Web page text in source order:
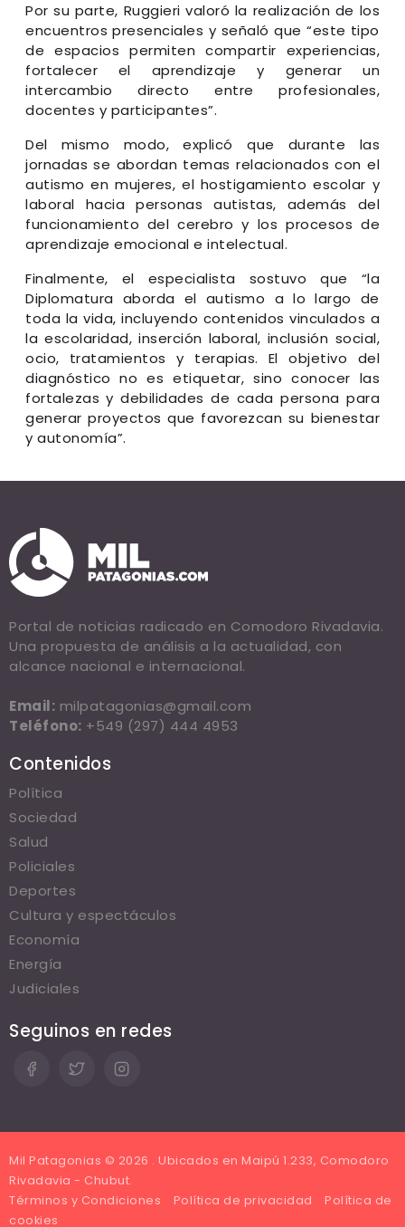
Por su parte, Ruggieri valoró la realización de los
encuentros presenciales y señaló que “este tipo
de espacios permiten compartir experiencias,
fortalecer el aprendizaje y generar un
intercambio directo entre profesionales,
docentes y participantes”.
Del mismo modo, explicó que durante las
jornadas se abordan temas relacionados con el
autismo en mujeres, el hostigamiento escolar y
laboral hacia personas autistas, además del
funcionamiento del cerebro y los procesos de
aprendizaje emocional e intelectual.
Finalmente, el especialista sostuvo que “la
Diplomatura aborda el autismo a lo largo de
toda la vida, incluyendo contenidos vinculados a
la escolaridad, inserción laboral, inclusión social,
ocio, tratamientos y terapias. El objetivo del
diagnóstico no es etiquetar, sino conocer las
fortalezas y debilidades de cada persona para
generar proyectos que favorezcan su bienestar
y autonomía”.
Portal de noticias radicado en Comodoro Rivadavia.
Una propuesta de análisis a la actualidad, con
alcance nacional e internacional.
Email: milpatagonias@gmail.com
Teléfono: +549 (297) 444 4953
Contenidos
Política
Sociedad
Salud
Policiales
Deportes
Cultura y espectáculos
Economía
Energía
Judiciales
Seguinos en redes
Mil Patagonias © 2026 . Ubicados en Maipú 1.233, Comodoro
Rivadavia - Chubut.
Términos y Condiciones
Política de privacidad
Política de
cookies